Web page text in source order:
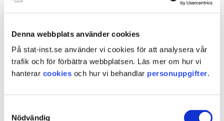
Denna webbplats använder cookies
På stat-inst.se använder vi cookies för att analysera vår
trafik och för förbättra webbplatsen. Läs mer om hur vi
hanterar cookies och hur vi behandlar personuppgifter.
Nödvändig
fel rubriknivåer används ibland på
inleds med fel rubriknivå eller så följs inte den
hierarkiska strukturen för rubrikerna